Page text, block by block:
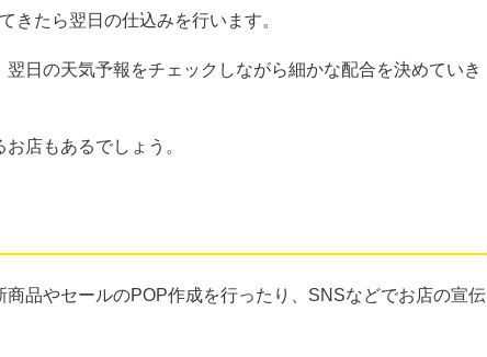
たら翌日の仕込みを行います。
翌日の天気予報をチェックしながら細かな配合を決めていき
店もあるでしょう。
品やセールのPOP作成を行ったり、SNSなどでお店の宣伝